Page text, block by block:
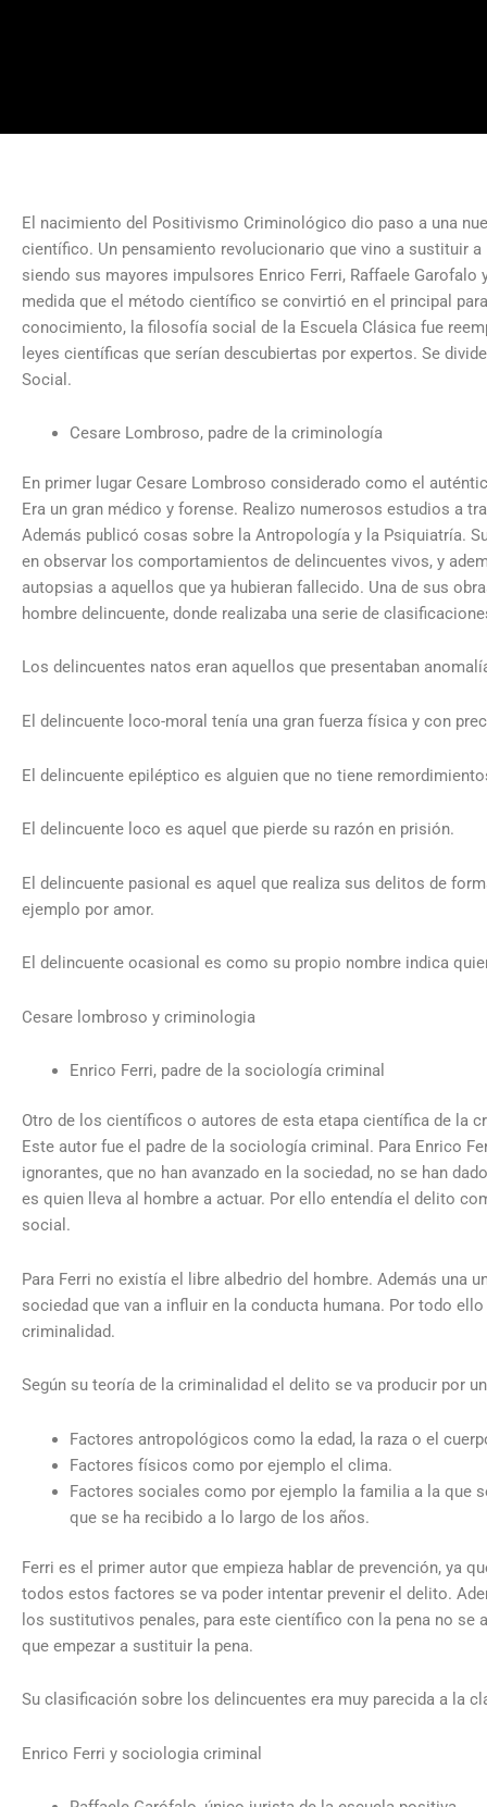
El nacimiento del Positivismo Criminológico dio paso a una
científico. Un pensamiento revolucionario que vino a sustituir a
siendo sus mayores impulsores Enrico Ferri, Raffaele Garofalo
medida que el método científico se convirtió en el principal
conocimiento, la filosofía social de la Escuela Clásica fue
leyes científicas que serían descubiertas por expertos. Se
Social.
Cesare Lombroso, padre de la criminología
En primer lugar Cesare Lombroso considerado como el
Era un gran médico y forense. Realizo numerosos estudios a
Además publicó cosas sobre la Antropología y la Psiquiatría.
en observar los comportamientos de delincuentes vivos, y
autopsias a aquellos que ya hubieran fallecido. Una de sus
hombre delincuente, donde realizaba una serie de
Los delincuentes natos eran aquellos que presentaban
El delincuente loco-moral tenía una gran fuerza física y con
El delincuente epiléptico es alguien que no tiene
El delincuente loco es aquel que pierde su razón en prisión.
El delincuente pasional es aquel que realiza sus delitos de
ejemplo por amor.
El delincuente ocasional es como su propio nombre indica
Cesare lombroso y criminologia
Enrico Ferri, padre de la sociología criminal
Otro de los científicos o autores de esta etapa científica de la
Este autor fue el padre de la sociología criminal. Para Enrico
ignorantes, que no han avanzado en la sociedad, no se han
es quien lleva al hombre a actuar. Por ello entendía el delito
social.
Para Ferri no existía el libre albedrio del hombre. Además una
sociedad que van a influir en la conducta humana. Por todo
criminalidad.
Según su teoría de la criminalidad el delito se va producir por
Factores antropológicos como la edad, la raza o el
Factores físicos como por ejemplo el clima.
Factores sociales como por ejemplo la familia a la que
que se ha recibido a lo largo de los años.
Ferri es el primer autor que empieza hablar de prevención, ya
todos estos factores se va poder intentar prevenir el delito.
los sustitutivos penales, para este científico con la pena no se
que empezar a sustituir la pena.
Su clasificación sobre los delincuentes era muy parecida a la
Enrico Ferri y sociologia criminal